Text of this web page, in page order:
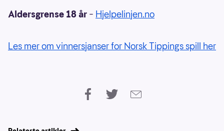
Aldersgrense 18 år – Hjelpelinjen.no
Les mer om vinnersjanser for Norsk Tippings spill her